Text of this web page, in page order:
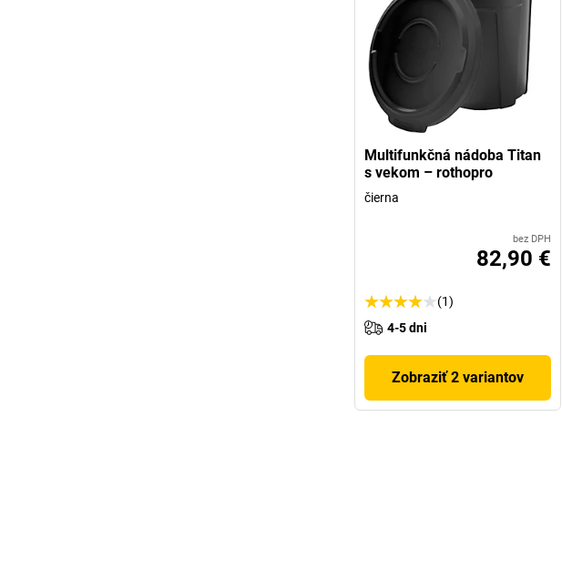
Multifunkčná nádoba Titan
s vekom – rothopro
čierna
bez DPH
82,90 €
(1)
4-5 dni
Zobraziť 2 variantov